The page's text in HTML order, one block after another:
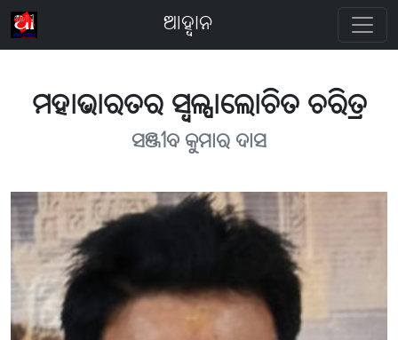
ଆହ୍ବାନ
ମହାଭାରତର ସ୍ବଳ୍ପାଲୋଚିତ ଚରିତ୍ର
ସଞ୍ଜୀବ କୁମାର ଦାସ